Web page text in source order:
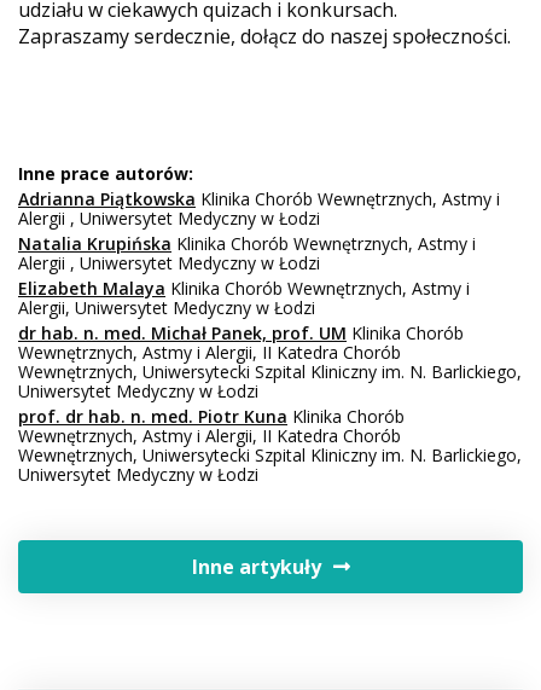
udziału w ciekawych quizach i konkursach.
Zapraszamy serdecznie, dołącz do naszej społeczności.
Inne prace autorów:
Adrianna Piątkowska Klinika Chorób Wewnętrznych, Astmy i
Alergii , Uniwersytet Medyczny w Łodzi
Natalia Krupińska Klinika Chorób Wewnętrznych, Astmy i
Alergii , Uniwersytet Medyczny w Łodzi
Elizabeth Malaya Klinika Chorób Wewnętrznych, Astmy i
Alergii, Uniwersytet Medyczny w Łodzi
dr hab. n. med. Michał Panek, prof. UM Klinika Chorób
Wewnętrznych, Astmy i Alergii, II Katedra Chorób
Wewnętrznych, Uniwersytecki Szpital Kliniczny im. N. Barlickiego,
Uniwersytet Medyczny w Łodzi
prof. dr hab. n. med. Piotr Kuna Klinika Chorób
Wewnętrznych, Astmy i Alergii, II Katedra Chorób
Wewnętrznych, Uniwersytecki Szpital Kliniczny im. N. Barlickiego,
Uniwersytet Medyczny w Łodzi
Inne artykuły